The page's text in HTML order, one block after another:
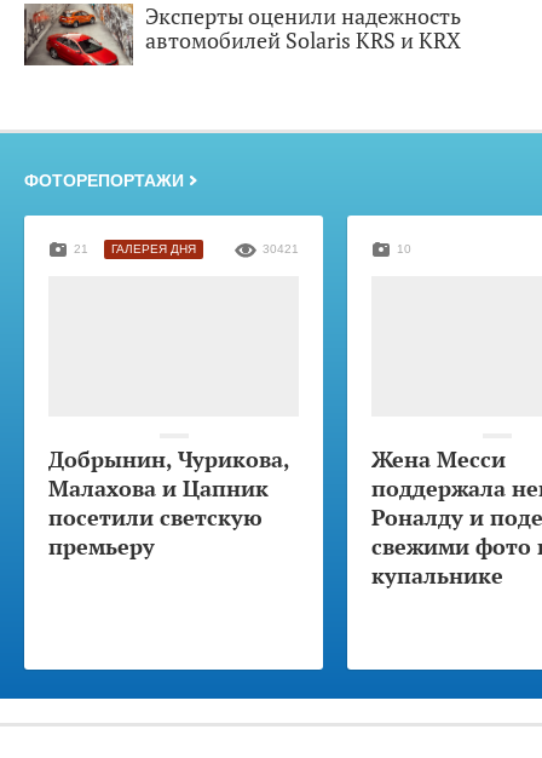
Эксперты оценили надежность
автомобилей Solaris KRS и KRX
ФОТОРЕПОРТАЖИ
Добрынин, Чурикова,
Малахова и Цапник
посетили светскую
премьеру
21 ГАЛЕРЕЯ ДНЯ 30421
Жена Месси
поддержала
Роналду и
свежими фото
купальнике
10